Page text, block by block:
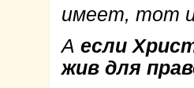
имеет, тот
А если
жив для